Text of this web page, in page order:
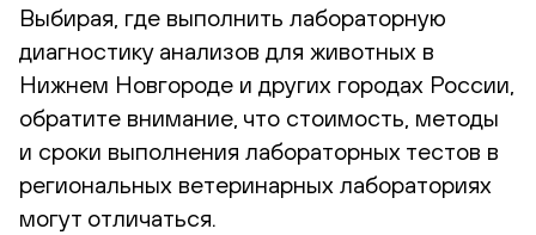
Выбирая, где выполнить лабораторную
диагностику анализов для животных в
Нижнем Новгороде и других городах России,
обратите внимание, что стоимость, методы
и сроки выполнения лабораторных тестов в
региональных ветеринарных лабораториях
могут отличаться.